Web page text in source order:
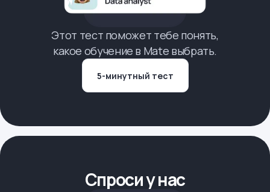
Этот тест поможет тебе понять,
какое обучение в Mate выбрать.
5-минутный тест
Спроси у нас